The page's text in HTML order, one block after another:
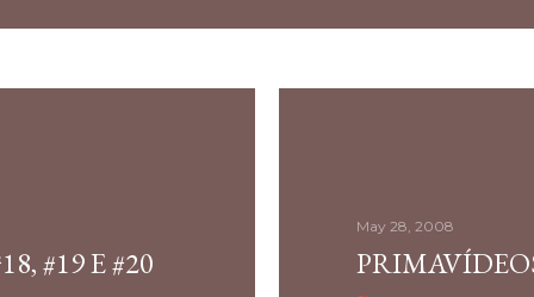
#19 E #20
May 28, 2008